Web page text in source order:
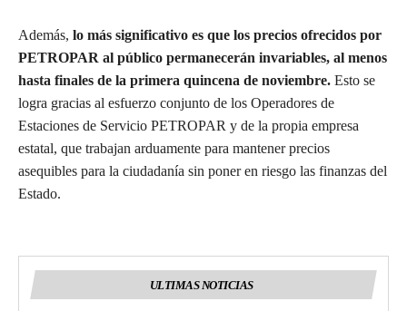
Además, lo más significativo es que los precios ofrecidos por
PETROPAR al público permanecerán invariables, al menos
hasta finales de la primera quincena de noviembre. Esto se
logra gracias al esfuerzo conjunto de los Operadores de
Estaciones de Servicio PETROPAR y de la propia empresa
estatal, que trabajan arduamente para mantener precios
asequibles para la ciudadanía sin poner en riesgo las finanzas del
Estado.
ULTIMAS NOTICIAS